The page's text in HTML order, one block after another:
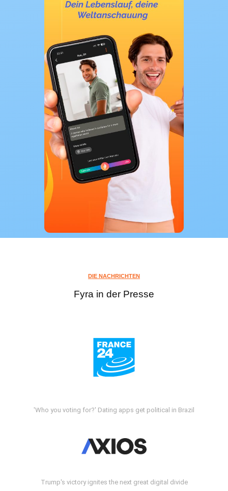
DIE NACHRICHTEN
Fyra in der Presse
'Who you voting for?' Dating apps get political in Brazil
Trump's victory ignites the next great digital divide